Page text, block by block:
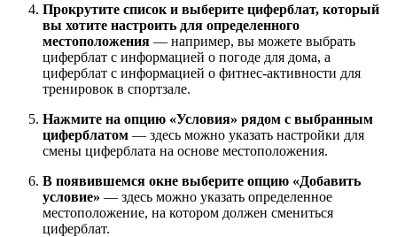
Прокрутите список и выберите циферблат, который
вы хотите настроить для определенного
местоположения — например, вы можете выбрать
циферблат с информацией о погоде для дома, а
циферблат с информацией о фитнес-активности для
тренировок в спортзале.
Нажмите на опцию «Условия» рядом с выбранным
циферблатом — здесь можно указать настройки для
смены циферблата на основе местоположения.
В появившемся окне выберите опцию «Добавить
условие» — здесь можно указать определенное
местоположение, на котором должен смениться
циферблат.